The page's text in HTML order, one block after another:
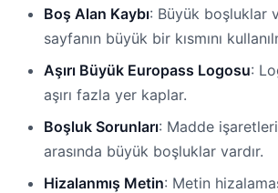
Boş Alan Kaybı: Büyük boşluklar
sayfanın büyük bir kısmını
Aşırı Büyük Europass Logosu:
aşırı fazla yer kaplar.
Boşluk Sorunları: Madde
arasında büyük boşluklar vardır.
Hizalanmış Metin: Metin